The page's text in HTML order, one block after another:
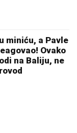
miniću, a Pavle
Ovako
na Baliju, ne